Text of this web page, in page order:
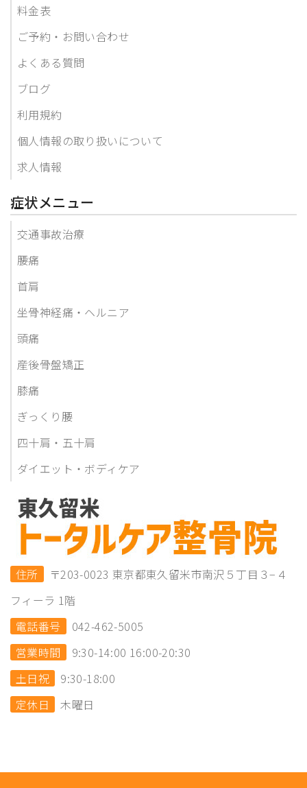
料金表
ご予約・お問い合わせ
よくある質問
ブログ
利用規約
個人情報の取り扱いについて
求人情報
症状メニュー
交通事故治療
腰痛
首肩
坐骨神経痛・ヘルニア
頭痛
産後骨盤矯正
膝痛
ぎっくり腰
四十肩・五十肩
ダイエット・ボディケア
住所
〒203-0023 東京都東久留米市南沢５丁目３−４
フィーラ 1階
電話番号
042-462-5005
営業時間
9:30-14:00 16:00-20:30
土日祝
9:30-18:00
定休日
木曜日